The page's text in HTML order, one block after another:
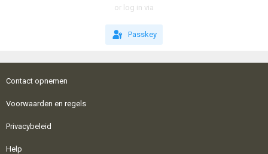
or log in via
Passkey
Contact opnemen
Voorwaarden en regels
Privacybeleid
Help